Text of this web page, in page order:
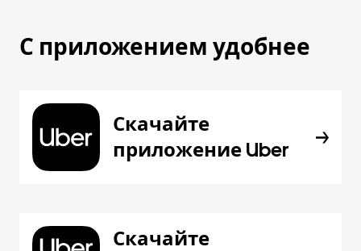
С приложением удобнее
Скачайте
приложение Uber
Скачайте